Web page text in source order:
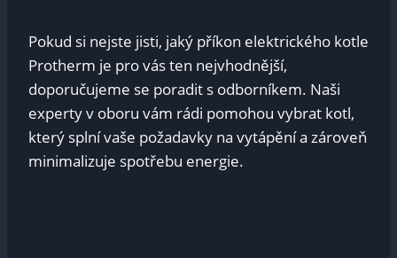
Pokud si nejste jisti, jaký příkon elektrického kotle
Protherm je pro vás ten nejvhodnější,
doporučujeme se poradit s odborníkem. Naši
experty v oboru vám rádi pomohou vybrat kotl,
který splní vaše požadavky na vytápění a zároveň
minimalizuje spotřebu energie.